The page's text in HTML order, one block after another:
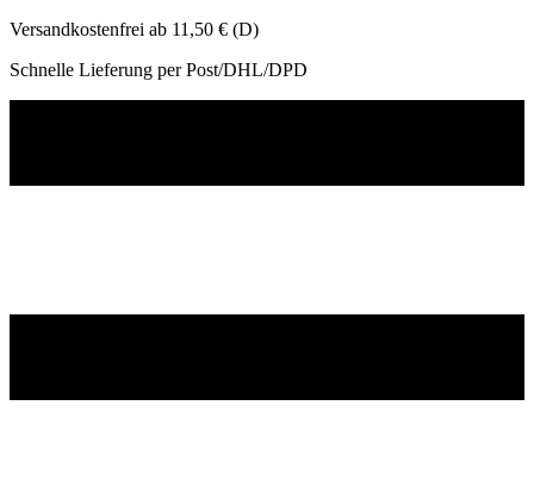
Versandkostenfrei ab 11,50 € (D)
Schnelle Lieferung per Post/DHL/DPD